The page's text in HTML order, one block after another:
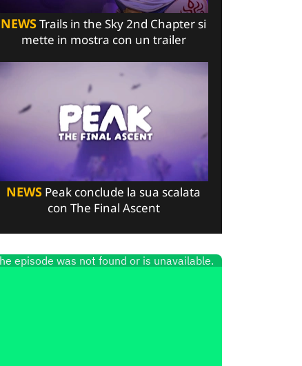
NEWSTrails in the Sky 2nd Chapter si
mette in mostra con un trailer
NEWS Peak conclude la sua scalata
con The Final Ascent